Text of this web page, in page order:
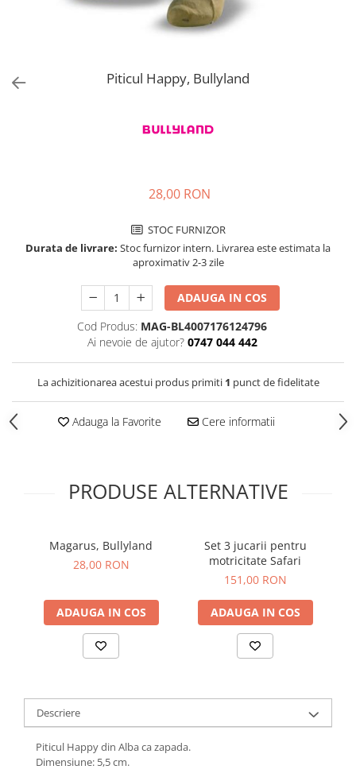
Decoratiuni
Jucarii electronicePiticul Happy, Bullyland
28,00 RON
STOC FURNIZOR
Durata de livrare: Stoc furnizor intern. Livrarea este estimata la
aproximativ 2-3 zile
ADAUGA IN COS
Cod Produs: MAG-BL4007176124796
Ai nevoie de ajutor? 0747 044 442
La achizitionarea acestui produs primiti 1 punct de fidelitate
Adauga la Favorite Cere informatii
PRODUSE ALTERNATIVE
Magarus, Bullyland
28,00 RON
ADAUGA IN COS
Set 3 jucarii pentru
motricitate Safari
151,00 RON
ADAUGA IN COS
Descriere
Piticul Happy din Alba ca zapada.
Dimensiune: 5,5 cm.